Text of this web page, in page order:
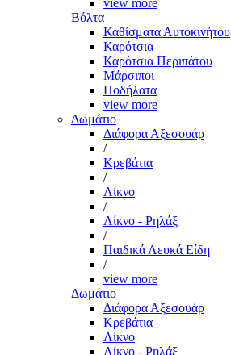
view more
Βόλτα
Καθίσματα Αυτοκινήτου
Καρότσια
Καρότσια Περιπάτου
Μάρσιποι
Ποδήλατα
view more
Δωμάτιο
Διάφορα Αξεσουάρ
/
Κρεβάτια
/
Λίκνο
/
Λίκνο - Ρηλάξ
/
Παιδικά Λευκά Είδη
/
view more
Δωμάτιο
Διάφορα Αξεσουάρ
Κρεβάτια
Λίκνο
Λίκνο - Ρηλάξ